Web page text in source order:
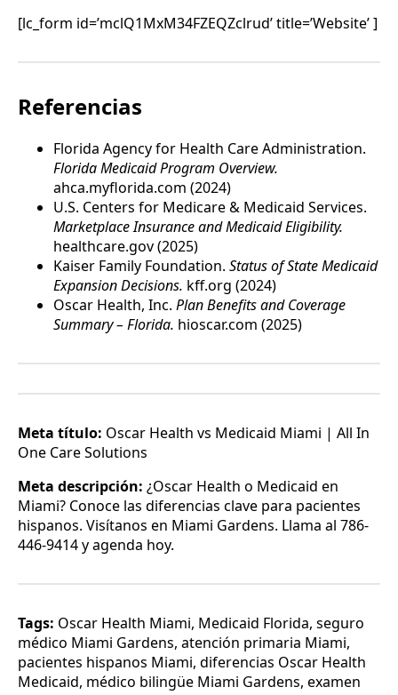
[lc_form id=’mclQ1MxM34FZEQZclrud’ title=’Website’ ]
Referencias
Florida Agency for Health Care Administration.
Florida Medicaid Program Overview.
ahca.myflorida.com (2024)
U.S. Centers for Medicare & Medicaid Services.
Marketplace Insurance and Medicaid Eligibility.
healthcare.gov (2025)
Kaiser Family Foundation. Status of State Medicaid
Expansion Decisions. kff.org (2024)
Oscar Health, Inc. Plan Benefits and Coverage
Summary – Florida. hioscar.com (2025)
Meta título: Oscar Health vs Medicaid Miami | All In
One Care Solutions
Meta descripción: ¿Oscar Health o Medicaid en
Miami? Conoce las diferencias clave para pacientes
hispanos. Visítanos en Miami Gardens. Llama al 786-
446-9414 y agenda hoy.
Tags: Oscar Health Miami, Medicaid Florida, seguro
médico Miami Gardens, atención primaria Miami,
pacientes hispanos Miami, diferencias Oscar Health
Medicaid, médico bilingüe Miami Gardens, examen